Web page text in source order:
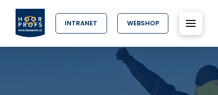
INTRANET WEBSHOP